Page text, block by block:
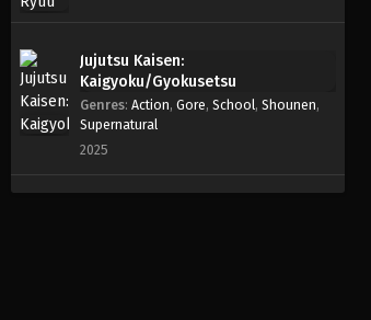
Jujutsu Kaisen:
Kaigyoku/Gyokusetsu
Genres: Action, Gore, School, Shounen,
Supernatural
2025